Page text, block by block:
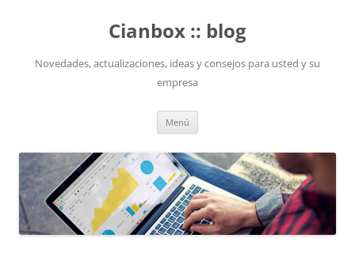
Cianbox :: blog
Novedades, actualizaciones, ideas y consejos para usted y su
empresa
Menú